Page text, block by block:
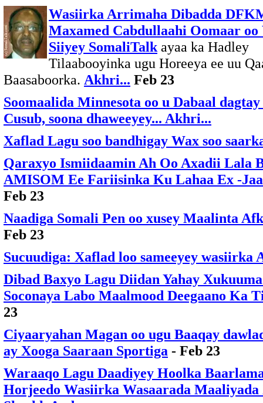
Wasiirka Arrimaha Dibadda
Maxamed Cabdullaahi Oomaar oo
Siiyey SomaliTalk ayaa ka Hadley
Tilaabooyinka ugu Horeeya ee uu
Baasaboorka. Akhri... Feb 23
Soomaalida Minnesota oo u Dabaal
Cusub, soona dhaweeyey... Akhri...
Xaflad Lagu soo bandhigay Wax soo
Qaraxyo Ismiidaamin Ah Oo Axadii Lala
AMISOM Ee Fariisinka Ku Lahaa Ex -
Feb 23
Naadiga Somali Pen oo xusey Maalinta
Feb 23
Sucuudiga: Xaflad loo sameeyey wasiirka
Dibad Baxyo Lagu Diidan Yahay
Soconaya Labo Maalmood Deegaano Ka
23
Ciyaaryahan Magan oo ugu Baaqay
ay Xooga Saaraan Sportiga - Feb 23
Waraaqo Lagu Daadiyey Hoolka
Horjeedo Wasiirka Wasaarada